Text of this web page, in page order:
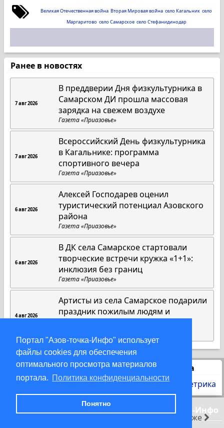
Портал "Азов-точка-Инфо" использует
файлы cookies для обеспечения
оптимального просмотра материалов
портала. Политика конфиденциальности
Понятно
позже
Великая Отечественная война Вторая Мировая война село Кагальник село
Маргаритово село Самарское село Стефанидинодар
Ранее в новостях
7 авг 2026
В преддверии Дня физкультурника в
Самарском ДИ прошла массовая
зарядка на свежем воздухе
Газета «Приазовье»
7 авг 2026
Всероссийский День физкультурника
в Кагальнике: программа
спортивного вечера
Газета «Приазовье»
6 авг 2026
Алексей Господарев оценил
туристический потенциал Азовского
района
Газета «Приазовье»
6 авг 2026
В ДК села Самарское стартовали
творческие встречи кружка «1+1»:
инклюзия без границ
Газета «Приазовье»
4 авг 2026
Артисты из села Самарское подарили
праздник пожилым людям и
Статистика
© 2000-2026 Азов-точка-Инфо